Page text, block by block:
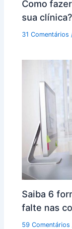
Como
sua clínica?
31 Comentários
Saiba 6
falte nas
59 Comentários